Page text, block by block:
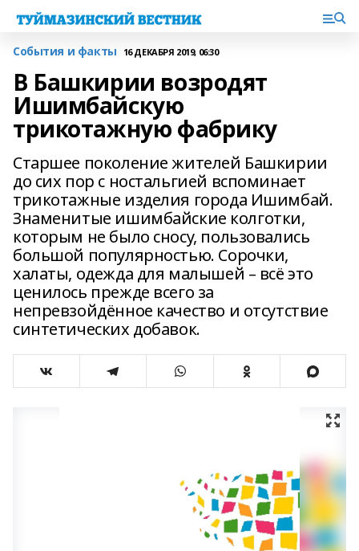
События и факты 16 ДЕКАБРЯ 2019, 06:30
В Башкирии возродят
Ишимбайскую
трикотажную фабрику
Старшее поколение жителей Башкирии
до сих пор с ностальгией вспоминает
трикотажные изделия города Ишимбай.
Знаменитые ишимбайские колготки,
которым не было сносу, пользовались
большой популярностью. Сорочки,
халаты, одежда для малышей – всё это
ценилось прежде всего за
непревзойдённое качество и отсутствие
синтетических добавок.